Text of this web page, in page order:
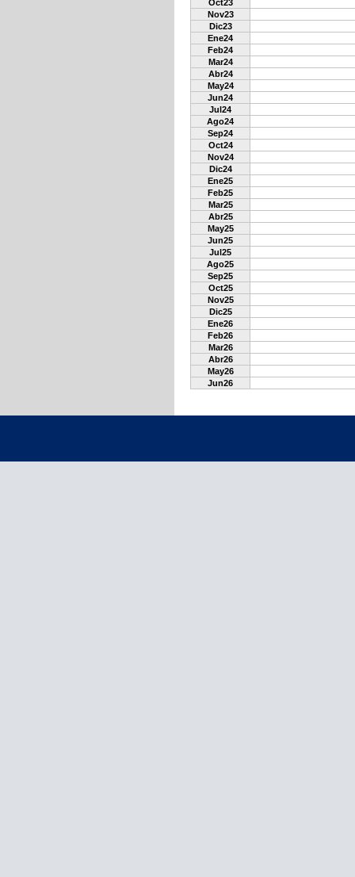
Oct23
Nov23
Dic23
Ene24
Feb24
Mar24
Abr24
May24
Jun24
Jul24
Ago24
Sep24
Oct24
Nov24
Dic24
Ene25
Feb25
Mar25
Abr25
May25
Jun25
Jul25
Ago25
Sep25
Oct25
Nov25
Dic25
Ene26
Feb26
Mar26
Abr26
May26
Jun26